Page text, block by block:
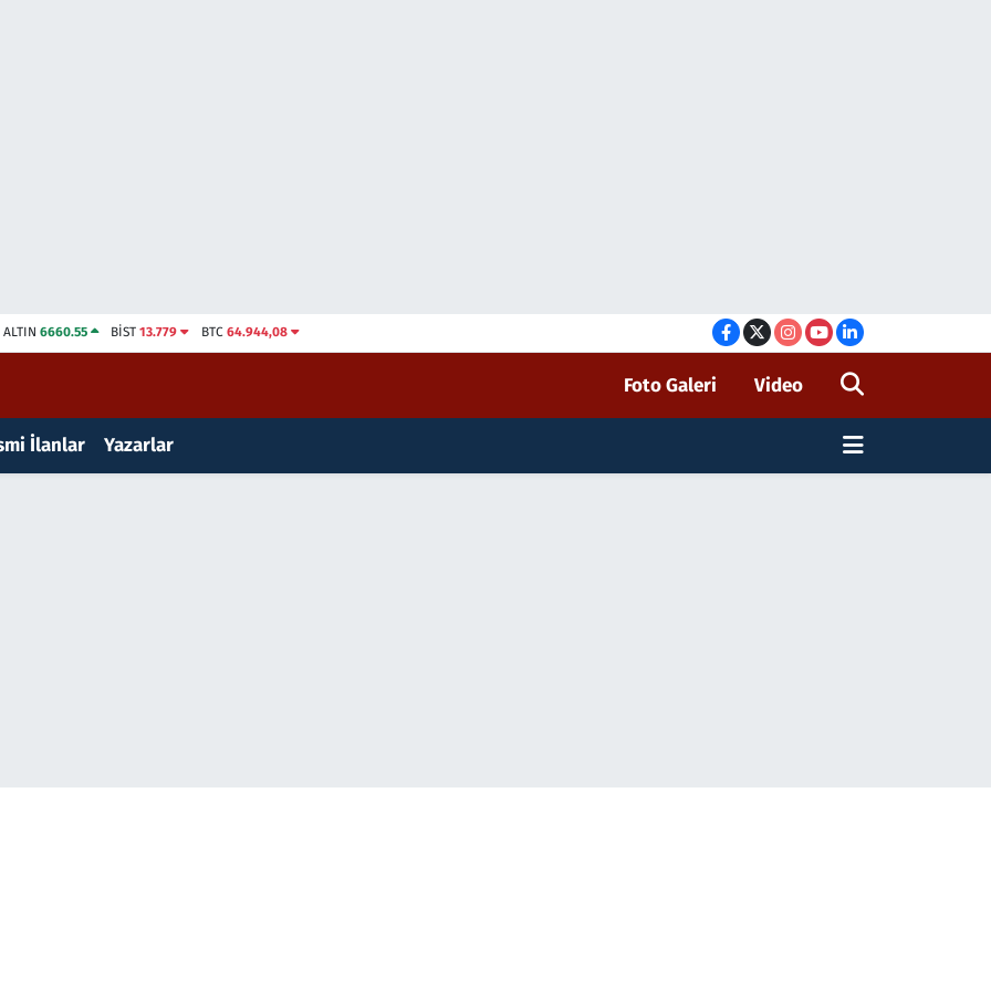
ALTIN 6660.55 BİST13.779 BTC 64.944,08
Foto Galeri Video
İlanlar Yazarlar